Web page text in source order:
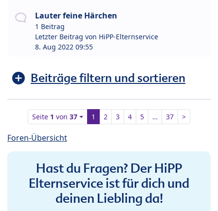
Lauter feine Härchen
1 Beitrag
Letzter Beitrag von HiPP-Elternservice
8. Aug 2022 09:55
Beiträge filtern und sortieren
Seite 1 von37 1 2 3 4 5 … 37 >
Foren-Übersicht
Hast du Fragen? Der HiPP
Elternservice ist für dich und
deinen Liebling da!